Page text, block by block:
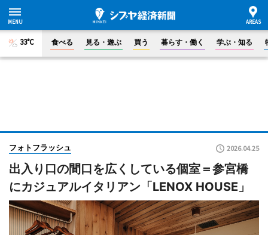
33°C 食べる 見る・遊ぶ 買う 暮らす・働く 学ぶ・知る
フォトフラッシュ 2026.04.25
出入り口の間口を広くしている個室＝参宮橋
にカジュアルイタリアン「LENOX HOUSE」